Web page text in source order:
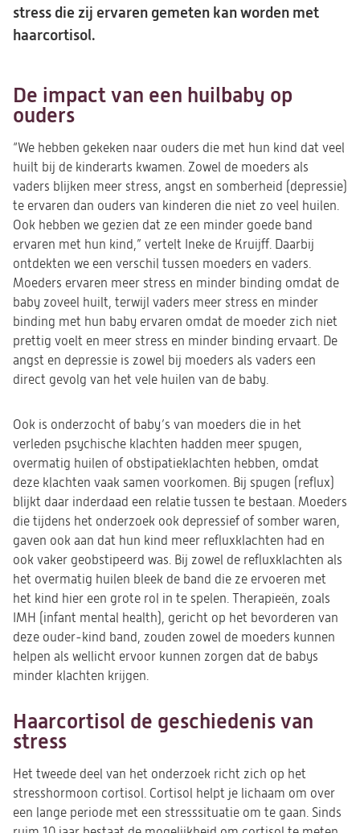
stress die zij ervaren gemeten kan worden met
haarcortisol.
De impact van een huilbaby op
ouders
“We hebben gekeken naar ouders die met hun kind dat veel
huilt bij de kinderarts kwamen. Zowel de moeders als
vaders blijken meer stress, angst en somberheid (depressie)
te ervaren dan ouders van kinderen die niet zo veel huilen.
Ook hebben we gezien dat ze een minder goede band
ervaren met hun kind,” vertelt Ineke de Kruijff. Daarbij
ontdekten we een verschil tussen moeders en vaders.
Moeders ervaren meer stress en minder binding omdat de
baby zoveel huilt, terwijl vaders meer stress en minder
binding met hun baby ervaren omdat de moeder zich niet
prettig voelt en meer stress en minder binding ervaart. De
angst en depressie is zowel bij moeders als vaders een
direct gevolg van het vele huilen van de baby.
Ook is onderzocht of baby’s van moeders die in het
verleden psychische klachten hadden meer spugen,
overmatig huilen of obstipatieklachten hebben, omdat
deze klachten vaak samen voorkomen. Bij spugen (reflux)
blijkt daar inderdaad een relatie tussen te bestaan. Moeders
die tijdens het onderzoek ook depressief of somber waren,
gaven ook aan dat hun kind meer refluxklachten had en
ook vaker geobstipeerd was. Bij zowel de refluxklachten als
het overmatig huilen bleek de band die ze ervoeren met
het kind hier een grote rol in te spelen. Therapieën, zoals
IMH (infant mental health), gericht op het bevorderen van
deze ouder-kind band, zouden zowel de moeders kunnen
helpen als wellicht ervoor kunnen zorgen dat de babys
minder klachten krijgen.
Haarcortisol de geschiedenis van
stress
Het tweede deel van het onderzoek richt zich op het
stresshormoon cortisol. Cortisol helpt je lichaam om over
een lange periode met een stresssituatie om te gaan. Sinds